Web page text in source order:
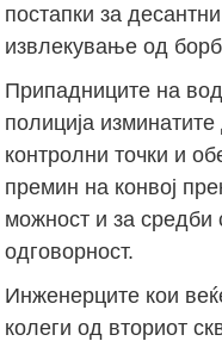
постапки за
извлекување од
Припадниците на
полиција
контролни точки и
премин на конвој
можност и за средби
одговорност.
Инженерците кои
колеги од вториот